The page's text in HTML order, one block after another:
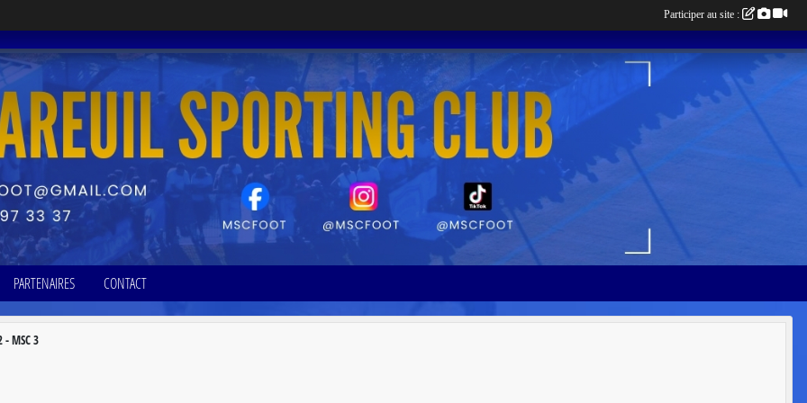
PARTENAIRES CONTACT
- MSC 3
Participer au site :